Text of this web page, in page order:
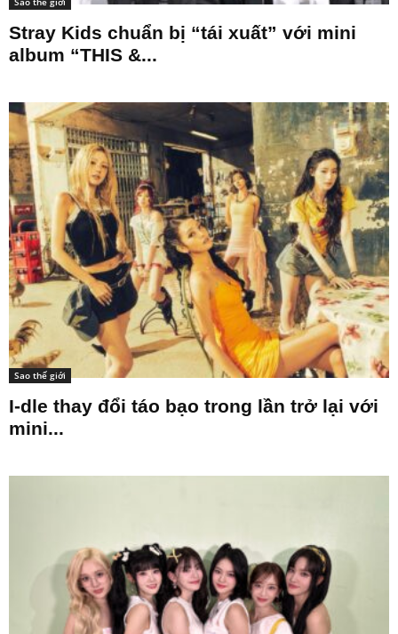
Stray Kids chuẩn bị “tái xuất” với mini
album “THIS &...
Sao thế giới
I-dle thay đổi táo bạo trong lần trở lại với
mini...